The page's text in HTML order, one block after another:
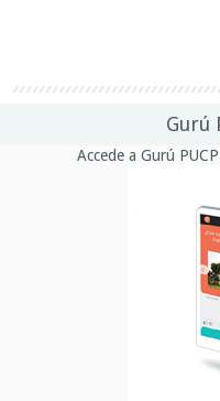
Gurú
Accede a Gurú